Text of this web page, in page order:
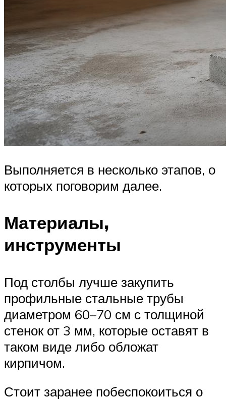
Выполняется в несколько этапов, о
которых поговорим далее.
Материалы,
инструменты
Под столбы лучше закупить
профильные стальные трубы
диаметром 60–70 см с толщиной
стенок от 3 мм, которые оставят в
таком виде либо обложат
кирпичом.
Стоит заранее побеспокоиться о